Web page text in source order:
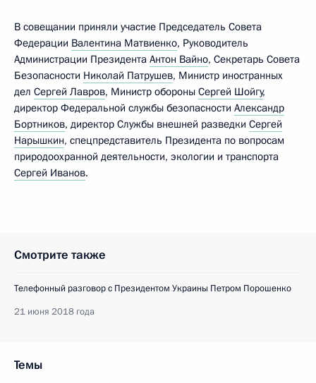
В совещании приняли участие Председатель Совета
Федерации Валентина Матвиенко, Руководитель
Администрации Президента Антон Вайно, Секретарь Совета
Безопасности Николай Патрушев, Министр иностранных
дел Сергей Лавров, Министр обороны Сергей Шойгу,
директор Федеральной службы безопасности Александр
Бортников, директор Службы внешней разведки Сергей
Нарышкин, спецпредставитель Президента по вопросам
природоохранной деятельности, экологии и транспорта
Сергей Иванов.
Смотрите также
Телефонный разговор с Президентом Украины Петром Порошенко
21 июня 2018 года
Темы